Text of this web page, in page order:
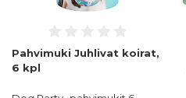
Pahvimuki Juhlivat koirat,
6 kpl